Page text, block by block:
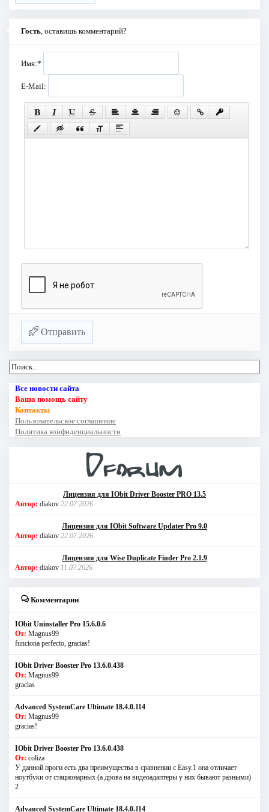
Гость , оставишь комментарий?
Имя:*
E-Mail:
Отправить
Все новости сайта
Ваша помощь сайту
Контакты
Пользовательское соглашение
Политика конфиденциальности
Лицензия для IObit Driver Booster PRO 13.5
Автор: diakov 22.07.2026
Лицензия для IObit Software Updater Pro 9.0
Автор: diakov 22.07.2026
Лицензия для Wise Duplicate Finder Pro 2.1.9
Автор: diakov 11.07.2026
Комментарии
IObit Uninstaller Pro 15.6.0.6
От: Magnus99
funciona perfecto, gracias!
IObit Driver Booster Pro 13.6.0.438
От: Magnus99
gracias
Advanced SystemCare Ultimate 18.4.0.114
От: Magnus99
gracias!
IObit Driver Booster Pro 13.6.0.438
От: coliza
У данной проги есть два преимущества в сравнении с Easy.1 она отличает
ноутбуки от стационарных (а дрова на видеоадаптеры у них бывают разными)
2
Advanced SystemCare Ultimate 18.4.0.114